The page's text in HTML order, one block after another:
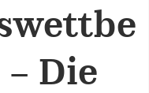
Die